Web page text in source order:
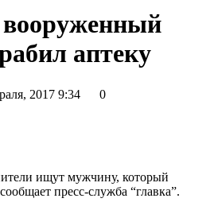
аптеку
2017 9:34
0
ищут мужчину, который
пресс-служба “главка”.